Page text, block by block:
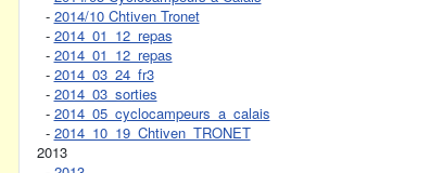
- 2014/10 Chtiven Tronet
- 2014_01_12_repas
- 2014_01_12_repas
- 2014_03_24_fr3
- 2014_03_sorties
- 2014_05_cyclocampeurs_a_calais
- 2014_10_19_Chtiven_TRONET
2013